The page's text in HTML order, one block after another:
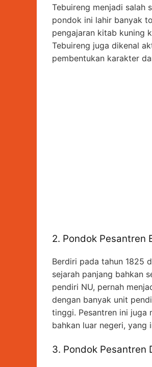
Tebuireng menjadi salah
pondok ini lahir banyak
pengajaran kitab kuning
Tebuireng juga dikenal
pembentukan karakter
2. Pondok Pesantren
Berdiri pada tahun 1825
sejarah panjang bahkan
pendiri NU, pernah
dengan banyak unit
tinggi. Pesantren ini juga
bahkan luar negeri, yang
3. Pondok Pesantren